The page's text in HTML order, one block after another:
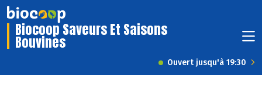
Biocoop Saveurs Et Saisons
Bouvines
Ouvert jusqu'à 19:30